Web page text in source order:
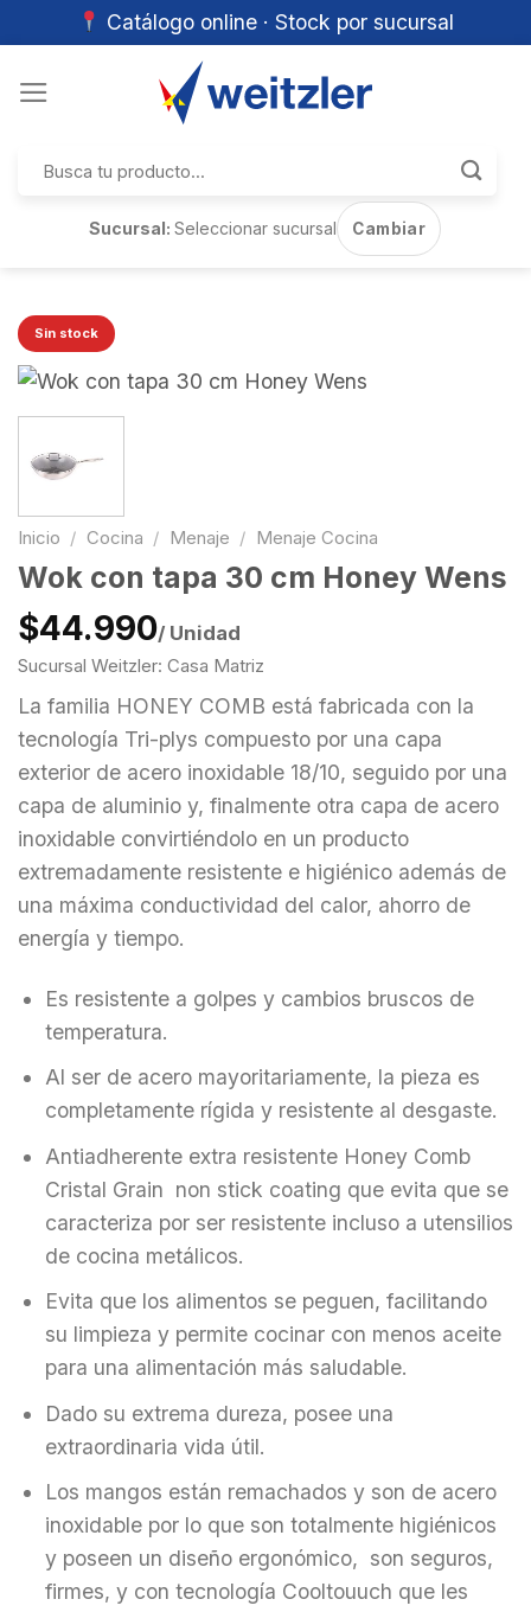
Catálogo online · Stock por sucursal
por:
Sucursal:Seleccionar sucursal Cambiar
Sin stock
Inicio / Cocina / Menaje / Menaje Cocina
Wok con tapa 30 cm Honey Wens
$44.990/ Unidad
Sucursal Weitzler: Casa Matriz
La familia HONEY COMB está fabricada con la
tecnología Tri-plys compuesto por una capa
exterior de acero inoxidable 18/10, seguido por una
capa de aluminio y, finalmente otra capa de acero
inoxidable convirtiéndolo en un producto
extremadamente resistente e higiénico además de
una máxima conductividad del calor, ahorro de
energía y tiempo.
Es resistente a golpes y cambios bruscos de
temperatura.
Al ser de acero mayoritariamente, la pieza es
completamente rígida y resistente al desgaste.
Antiadherente extra resistente Honey Comb
Cristal Grain non stick coating que evita que se
caracteriza por ser resistente incluso a utensilios
de cocina metálicos.
Evita que los alimentos se peguen, facilitando
su limpieza y permite cocinar con menos aceite
para una alimentación más saludable.
Dado su extrema dureza, posee una
extraordinaria vida útil.
Los mangos están remachados y son de acero
inoxidable por lo que son totalmente higiénicos
y poseen un diseño ergonómico, son seguros,
firmes, y con tecnología Cooltouuch que les